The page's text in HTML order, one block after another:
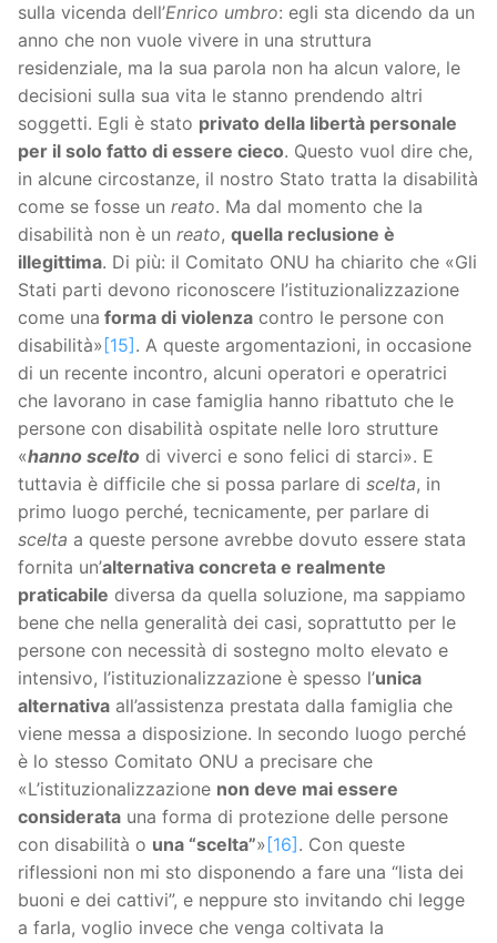
sulla vicenda dell’Enrico umbro: egli sta dicendo da un
anno che non vuole vivere in una struttura
residenziale, ma la sua parola non ha alcun valore, le
decisioni sulla sua vita le stanno prendendo altri
soggetti. Egli è stato privato della libertà personale
per il solo fatto di essere cieco. Questo vuol dire che,
in alcune circostanze, il nostro Stato tratta la disabilità
come se fosse un reato. Ma dal momento che la
disabilità non è un reato, quella reclusione è
illegittima. Di più: il Comitato ONU ha chiarito che «Gli
Stati parti devono riconoscere l’istituzionalizzazione
come una forma di violenza contro le persone con
disabilità» [15] . A queste argomentazioni, in occasione
di un recente incontro, alcuni operatori e operatrici
che lavorano in case famiglia hanno ribattuto che le
persone con disabilità ospitate nelle loro strutture
«hanno scelto di viverci e sono felici di starci». E
tuttavia è difficile che si possa parlare di scelta, in
primo luogo perché, tecnicamente, per parlare di
scelta a queste persone avrebbe dovuto essere stata
fornita un’alternativa concreta e realmente
praticabile diversa da quella soluzione, ma sappiamo
bene che nella generalità dei casi, soprattutto per le
persone con necessità di sostegno molto elevato e
intensivo, l’istituzionalizzazione è spesso l’unica
alternativa all’assistenza prestata dalla famiglia che
viene messa a disposizione. In secondo luogo perché
è lo stesso Comitato ONU a precisare che
«L’istituzionalizzazione non deve mai essere
considerata una forma di protezione delle persone
con disabilità o una “scelta”» [16] . Con queste
riflessioni non mi sto disponendo a fare una “lista dei
buoni e dei cattivi”, e neppure sto invitando chi legge
a farla, voglio invece che venga coltivata la